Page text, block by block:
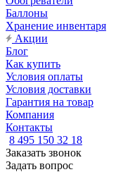
Баллоны
Хранение инвентаря
Акции
Блог
Как купить
Условия оплаты
Условия доставки
Гарантия на товар
Компания
Контакты
8 495 150 32 18
Заказать звонок
Задать вопрос